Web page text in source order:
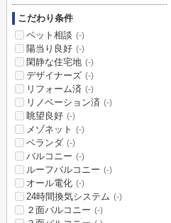
こだわり条件
ペット相談 (-)
陽当り良好 (-)
閑静な住宅地 (-)
デザイナーズ (-)
リフォーム済 (-)
リノベーション済 (-)
眺望良好 (-)
メゾネット (-)
ベランダ (-)
バルコニー (-)
ルーフバルコニー (-)
オール電化 (-)
24時間換気システム (-)
２面バルコニー (-)